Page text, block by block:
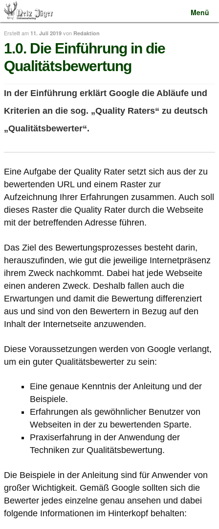
Zur
Navigation
springen
Springe
zum
Inhalt
Menü
Webdesign
SEO Betreuung
SEO Tools
Referenzen
Angebot
Erstellt am 11. Juli 2019 von Redaktion
1.0. Die Einführung in die
Qualitätsbewertung
In der Einführung erklärt Google die Abläufe und
Kriterien an die sog. „Quality Raters“ zu deutsch
„Qualitätsbewerter“.
Eine Aufgabe der Quality Rater setzt sich aus der zu
bewertenden URL und einem Raster zur
Aufzeichnung Ihrer Erfahrungen zusammen. Auch soll
dieses Raster die Quality Rater durch die Webseite
mit der betreffenden Adresse führen.
Das Ziel des Bewertungsprozesses besteht darin,
herauszufinden, wie gut die jeweilige Internetpräsenz
ihrem Zweck nachkommt. Dabei hat jede Webseite
einen anderen Zweck. Deshalb fallen auch die
Erwartungen und damit die Bewertung differenziert
aus und sind von den Bewertern in Bezug auf den
Inhalt der Internetseite anzuwenden.
Diese Voraussetzungen werden von Google verlangt,
um ein guter Qualitätsbewerter zu sein:
Eine genaue Kenntnis der Anleitung und der
Beispiele.
Erfahrungen als gewöhnlicher Benutzer von
Webseiten in der zu bewertenden Sparte.
Praxiserfahrung in der Anwendung der
Techniken zur Qualitätsbewertung.
Die Beispiele in der Anleitung sind für Anwender von
großer Wichtigkeit. Gemäß Google sollten sich die
Bewerter jedes einzelne genau ansehen und dabei
folgende Informationen im Hinterkopf behalten: